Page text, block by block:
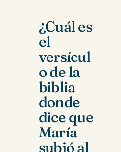
¿Cuál es
el
versícul
o de la
biblia
donde
dice que
María
subió al